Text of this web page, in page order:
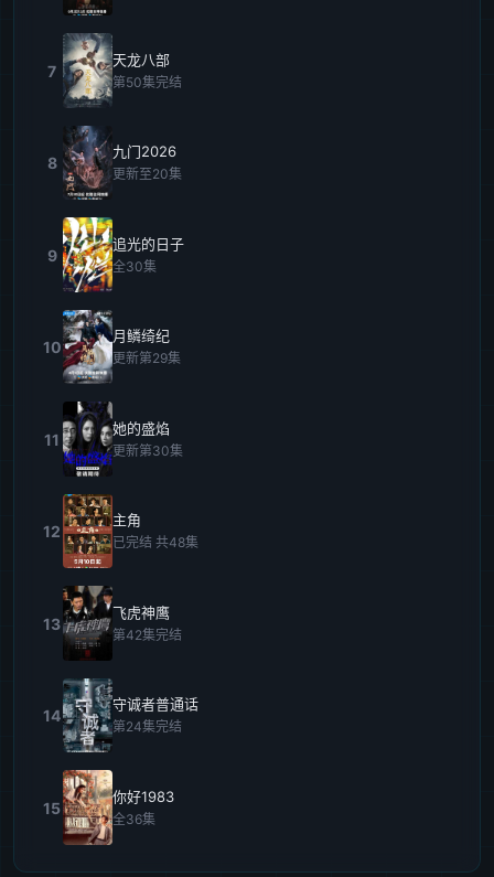
7
天龙八部
第50集完结
8
九门2026
更新至20集
9
追光的日子
全30集
10
月鳞绮纪
更新第29集
11
她的盛焰
更新第30集
12
主角
已完结 共48集
13
飞虎神鹰
第42集完结
14
守诚者普通话
第24集完结
15
你好1983
全36集